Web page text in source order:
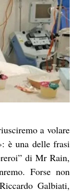
a volare
è una delle frasi
di Mr Rain,
Forse non
Galbiati,